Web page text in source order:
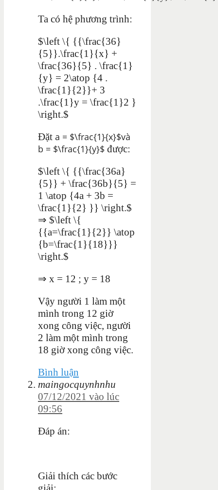
Ta có hệ phương trình:
$\left \{ {{\frac{36}
{5}}.\frac{1}{x} +
\frac{36}{5} . \frac{1}
{y} = 2\atop {4 .
\frac{1}{2}}+ 3
.\frac{1}y = \frac{1}2 }
\right.$
Đặt a = $\frac{1}{x}$và
b = $\frac{1}{y}$ được:
$\left \{ {{\frac{36a}
{5}} + \frac{36b}{5} =
1 \atop {4a + 3b =
\frac{1}{2} }} \right.$
⇒ $\left \{
{{a=\frac{1}{2}} \atop
{b=\frac{1}{18}}}
\right.$
⇒ x = 12 ; y = 18
Vậy người 1 làm một
mình trong 12 giờ
xong công việc, người
2 làm một mình trong
18 giờ xong công việc.
Bình luận
maingocquynhnhu
07/12/2021 vào lúc
09:56
Đáp án:
Giải thích các bước